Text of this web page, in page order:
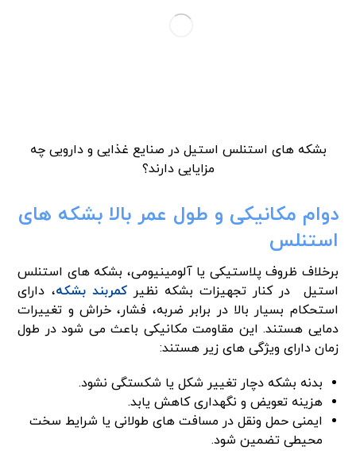
بشکه های استنلس استیل در صنایع غذایی و دارویی چه
مزایایی دارند؟
دوام مکانیکی و طول عمر بالا بشکه های
استنلس
برخلاف ظروف پلاستیکی یا آلومینیومی، بشکه های استنلس
استیل در کنار تجهیزات بشکه نظیر کمربند بشکه، دارای
استحکام بسیار بالا در برابر ضربه، فشار، خراش و تغییرات
دمایی هستند. این مقاومت مکانیکی باعث می شود در طول
زمان دارای ویژگی های زیر هستند:
بدنه بشکه دچار تغییر شکل یا شکستگی نشود.
هزینه تعویض و نگهداری کاهش یابد.
ایمنی حمل ونقل در مسافت های طولانی یا شرایط سخت
محیطی تضمین شود.